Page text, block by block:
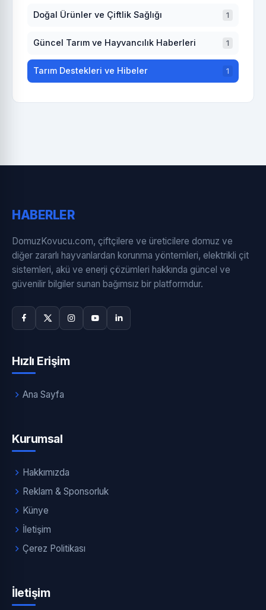
Doğal Ürünler ve Çiftlik Sağlığı 1
Güncel Tarım ve Hayvancılık Haberleri 1
Tarım Destekleri ve Hibeler 1
HABERLER
DomuzKovucu.com, çiftçilere ve üreticilere domuz ve
diğer zararlı hayvanlardan korunma yöntemleri, elektrikli çit
sistemleri, akü ve enerji çözümleri hakkında güncel ve
güvenilir bilgiler sunan bağımsız bir platformdur.
Hızlı Erişim
Ana Sayfa
Kurumsal
Hakkımızda
Reklam & Sponsorluk
Künye
İletişim
Çerez Politikası
İletişim